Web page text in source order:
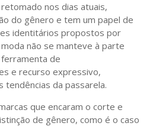
Autista
nos dias atuais,
do gênero e tem um papel de
identitários propostos por
não se manteve à parte
de
e recurso expressivo,
tendências da passarela.
que encaram o corte e
de gênero, como é o caso